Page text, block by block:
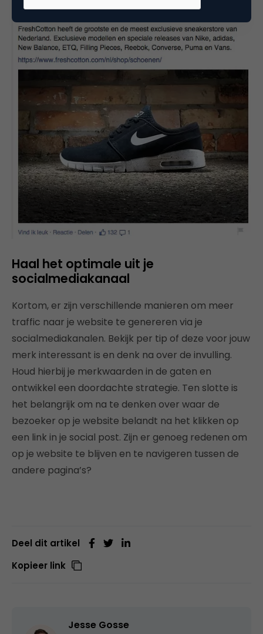
Haal het optimale uit je
socialmediakanaal
Kortom, er zijn verschillende manieren om meer
traffic naar je website te genereren via je
socialmediakanalen. Bekijk per tip of deze voor jouw
merk interessant is en denk na over de invulling.
Houd hierbij je merkwaarden in de gaten en
ontwikkel een doordachte strategie. Ten slotte is
het belangrijk om na te denken over waar de
bezoeker op je website belandt na het klikken op
een link in je social post. Zijn er genoeg redenen om
op je website te blijven en te navigeren tussen de
andere pagina’s?
Deel dit artikel
Kopieer link
Jesse Gosse